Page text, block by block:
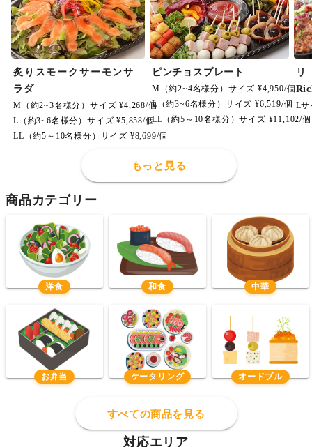
炙りスモークサーモンサ
ラダ
M（約2~3名様分）サイズ ¥4,268/個
L（約3~6名様分）サイズ ¥5,858/個
LL（約5～10名様分）サイズ ¥8,699/個
ピンチョスプレート
M（約2~4名様分）サイズ ¥4,950/個
L（約3~6名様分）サイズ ¥6,519/個
LL（約5～10名様分）サイズ ¥11,102/個
Lサ
もっと見る
商品カテゴリー
洋食 和食 中華
お弁当 ケータリング オードブル
すべての商品を見る
対応エリア